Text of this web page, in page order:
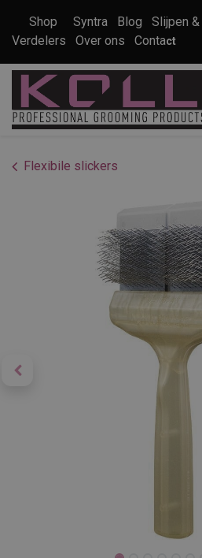
Shop Syntra Blog Slijpen
Verdelers
Over ons Contact
Flexibile slickers